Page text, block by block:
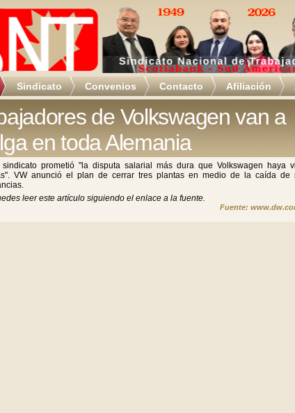
Sindicato Convenios Contacto Afiliación
de Volkswagen van a
en toda Alemania
sindicato prometió "la disputa salarial más dura que Volkswagen haya
VW anunció el plan de cerrar tres plantas en medio de la caída de
leer este artículo siguiendo el enlace a la fuente.
Fuente: